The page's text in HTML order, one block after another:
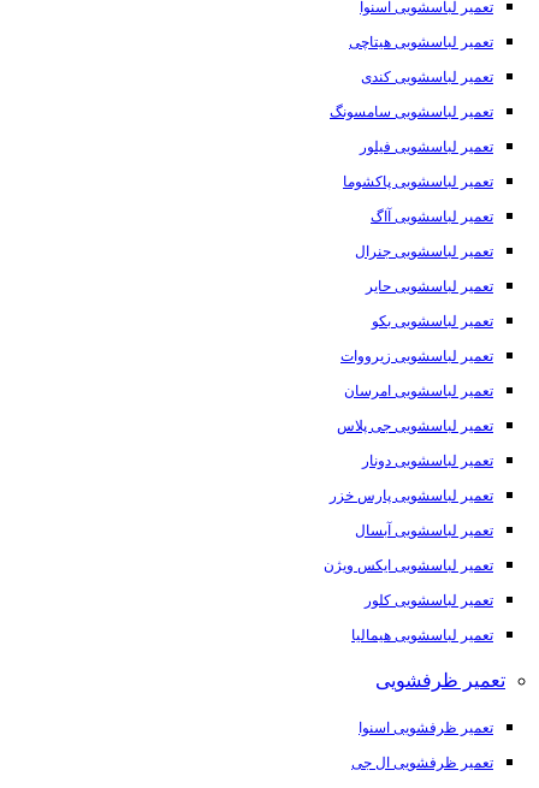
تعمیر لباسشویی اسنوا
تعمیر لباسشویی هیتاچی
تعمیر لباسشویی کندی
تعمیر لباسشویی سامسونگ
تعمیر لباسشویی فیلور
تعمیر لباسشویی پاکشوما
تعمیر لباسشویی آاگ
تعمیر لباسشویی جنرال
تعمیر لباسشویی حایر
تعمیر لباسشویی بکو
تعمیر لباسشویی زیرووات
تعمیر لباسشویی امرسان
تعمیر لباسشویی جی پلاس
تعمیر لباسشویی دونار
تعمیر لباسشویی پارس خزر
تعمیر لباسشویی آبسال
تعمیر لباسشویی ایکس ویژن
تعمیر لباسشویی کلور
تعمیر لباسشویی هیمالیا
تعمیر ظرفشویی
تعمیر ظرفشویی اسنوا
تعمیر ظرفشویی ال جی